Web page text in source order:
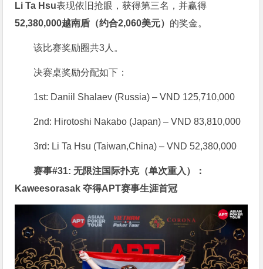
Li Ta Hsu表现依旧抢眼，获得第三名，并赢得
52,380,000越南盾（约合2,060美元） 的奖金。
该比赛奖励圈共3人。
决赛桌奖励分配如下：
1st: Daniil Shalaev (Russia) – VND 125,710,000
2nd: Hirotoshi Nakabo (Japan) – VND 83,810,000
3rd: Li Ta Hsu (Taiwan,China) – VND 52,380,000
赛事#31: 无限注国际扑克（单次重入）：
Kaweesorasak 夺得APT赛事生涯首冠